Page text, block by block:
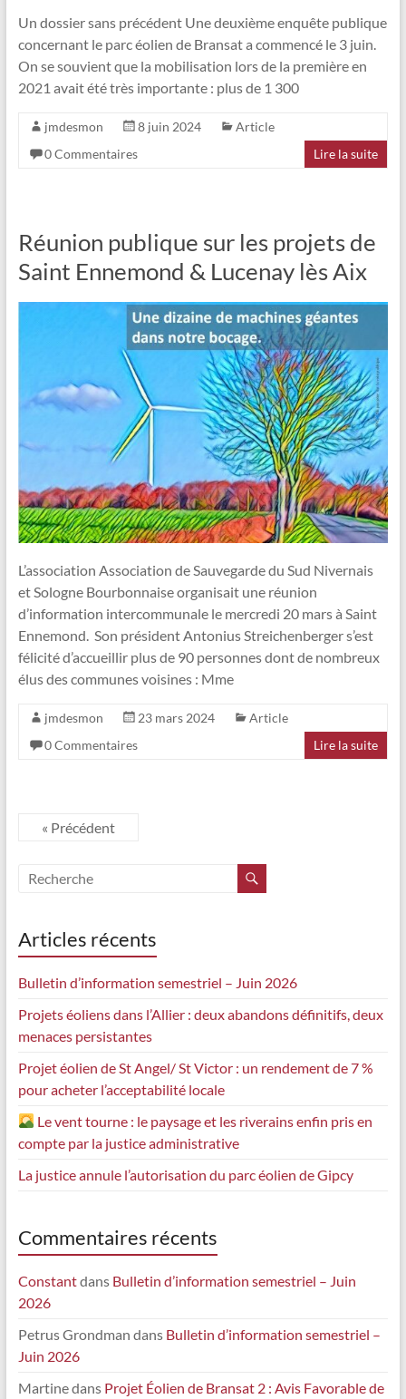
Un dossier sans précédent Une deuxième enquête publique
concernant le parc éolien de Bransat a commencé le 3 juin.
On se souvient que la mobilisation lors de la première en
2021 avait été très importante : plus de 1 300
jmdesmon 8 juin 2024
Article
0 Commentaires
Lire la suite
Réunion publique sur les projets de
Saint Ennemond & Lucenay lès Aix
L’association Association de Sauvegarde du Sud Nivernais
et Sologne Bourbonnaise organisait une réunion
d’information intercommunale le mercredi 20 mars à Saint
Ennemond. Son président Antonius Streichenberger s’est
félicité d’accueillir plus de 90 personnes dont de nombreux
élus des communes voisines : Mme
jmdesmon 23 mars 2024
Article
0 Commentaires
Lire la suite
« Précédent
Articles récents
Bulletin d’information semestriel – Juin 2026
Projets éoliens dans l’Allier : deux abandons définitifs, deux
menaces persistantes
Projet éolien de St Angel/ St Victor : un rendement de 7 %
pour acheter l’acceptabilité locale
Le vent tourne : le paysage et les riverains enfin pris en
compte par la justice administrative
La justice annule l’autorisation du parc éolien de Gipcy
Commentaires récents
Constantdans Bulletin d’information semestriel – Juin
2026
Petrus Grondman dans Bulletin d’information semestriel –
Juin 2026
Martinedans Projet Éolien de Bransat 2 : Avis Favorable de